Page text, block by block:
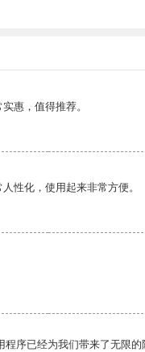
惠，值得推荐。
性化，使用起来非常方便。
程序已经为我们带来了无限